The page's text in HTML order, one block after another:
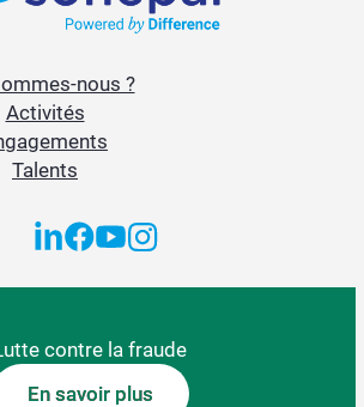
nous ?
Activités
Talents
contre la fraude
En savoir plus